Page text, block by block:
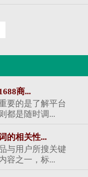
商...
要的是了解平台
都是随时调...
的相关性...
与用户所搜关键
容之一，标...